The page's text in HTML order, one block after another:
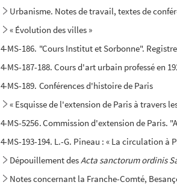
Urbanisme. Notes de travail, textes de
« Évolution des villes »
4-MS-186. "Cours Institut et Sorbonne".
4-MS-187-188. Cours d'art urbain professé en
4-MS-189. Conférences d'histoire de Paris
« Esquisse de l'extension de Paris à travers
4-MS-5256. Commission d'extension de Paris.
4-MS-193-194. L.-G. Pineau : « La circulation
Dépouillement desActa sanctorum ordinis
Notes concernant la Franche-Comté,